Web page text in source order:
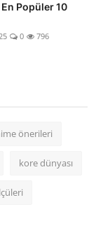
Popüler 10
0 796
önerileri
kore dünyası